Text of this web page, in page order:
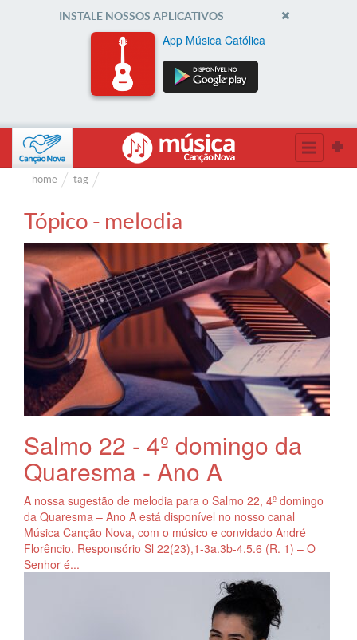
INSTALE NOSSOS APLICATIVOS
App Música Católica
home tag
Tópico - melodia
Salmo 22 - 4º domingo da
Quaresma - Ano A
A nossa sugestão de melodia para o Salmo 22, 4º domingo
da Quaresma – Ano A está disponível no nosso canal
Música Canção Nova, com o músico e convidado André
Florêncio. Responsório Sl 22(23),1-3a.3b-4.5.6 (R. 1) – O
Senhor é...